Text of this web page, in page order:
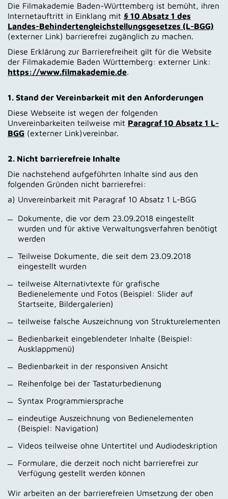
Die Filmakademie Baden-Württemberg ist bemüht, ihren
Internetauftritt in Einklang mit § 10 Absatz 1 des
Landes-Behindertengleichstellungsgesetzes (L-BGG)
(externer Link) barrierefrei zugänglich zu machen.
Diese Erklärung zur Barrierefreiheit gilt für die Website
der Filmakademie Baden Württemberg: externer Link:
https://www.filmakademie.de.
1. Stand der Vereinbarkeit mit den Anforderungen
Diese Webseite ist wegen der folgenden
Unvereinbarkeiten teilweise mit Paragraf 10 Absatz 1 L-
BGG (externer Link)vereinbar.
2. Nicht barrierefreie Inhalte
Die nachstehend aufgeführten Inhalte sind aus den
folgenden Gründen nicht barrierefrei:
a) Unvereinbarkeit mit Paragraf 10 Absatz 1 L-BGG
Dokumente, die vor dem 23.09.2018 eingestellt
wurden und für aktive Verwaltungsverfahren benötigt
werden
Teilweise Dokumente, die seit dem 23.09.2018
eingestellt wurden
teilweise Alternativtexte für grafische
Bedienelemente und Fotos (Beispiel: Slider auf
Startseite, Bildergalerien)
teilweise falsche Auszeichnung von Strukturelementen
Bedienbarkeit eingeblendeter Inhalte (Beispiel:
Ausklappmenü)
Bedienbarkeit in der responsiven Ansicht
Reihenfolge bei der Tastaturbedienung
Syntax Programmiersprache
eindeutige Auszeichnung von Bedienelementen
(Beispiel: Navigation)
Videos teilweise ohne Untertitel und Audiodeskription
Formulare, die derzeit noch nicht barrierefrei zur
Verfügung gestellt werden können
Wir arbeiten an der barrierefreien Umsetzung der oben